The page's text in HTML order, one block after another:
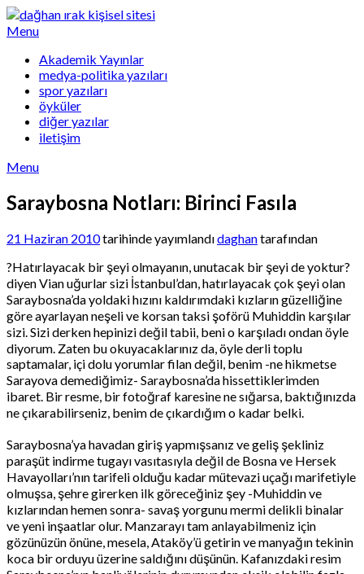
Skip
to
Menu
Akademik Yayınlar
medya-politika yazıları
spor yazıları
öyküler
diğer yazılar
iletişim
Menu
Saraybosna Notları: Birinci Fasıla
21 Haziran 2010tarihinde yayımlandıdaghantarafından
?Hatırlayacak bir şeyi olmayanın, unutacak bir şeyi de yoktur?
diyen Vian uğurlar sizi İstanbul’dan, hatırlayacak çok şeyi olan
Saraybosna’da yoldaki hızını kaldırımdaki kızların güzelliğine
göre ayarlayan neşeli ve korsan taksi şoförü Muhiddin karşılar
sizi. Sizi derken hepinizi değil tabii, beni o karşıladı ondan öyle
diyorum. Zaten bu okuyacaklarınız da, öyle derli toplu
saptamalar, içi dolu yorumlar filan değil, benim -ne hikmetse
Sarayova demediğimiz- Saraybosna’da hissettiklerimden
ibaret. Bir resme, bir fotoğraf karesine ne sığarsa, baktığınızda
ne çıkarabilirseniz, benim de çıkardığım o kadar belki.
Saraybosna’ya havadan giriş yapmışsanız ve geliş şekliniz
paraşüt indirme tugayı vasıtasıyla değil de Bosna ve Hersek
Havayolları’nın tarifeli olduğu kadar mütevazi uçağı marifetiyle
olmuşsa, şehre girerken ilk göreceğiniz şey -Muhiddin ve
kızlarından hemen sonra- savaş yorgunu mermi delikli binalar
ve yeni inşaatlar olur. Manzarayı tam anlayabilmeniz için
gözünüzün önüne, mesela, Ataköy’ü getirin ve manyağın tekinin
koca bir orduyu üzerine saldığını düşünün. Kafanızdaki resim